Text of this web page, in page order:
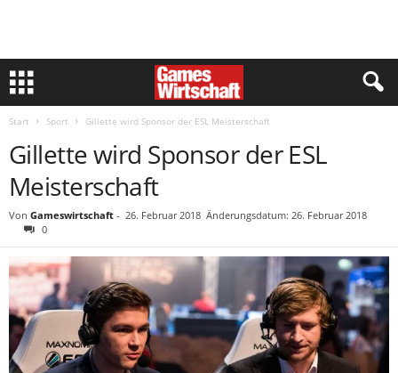
Start Sport Gillette wird Sponsor der ESL Meisterschaft
Gillette wird Sponsor der ESL
Meisterschaft
Von Gameswirtschaft - 26. Februar 2018 Änderungsdatum: 26. Februar 2018
0